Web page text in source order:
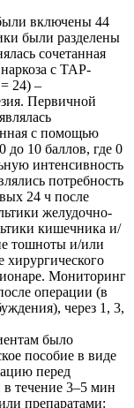
включены 44
были разделены
сочетанная
с TAP-
24) –
Первичной
с помощью
10 баллов, где 0
интенсивность
потребность
24 ч после
желудочно-
кишечника и/
тошноты и/или
хирургического
Мониторинг
операции (в
через 1, 3,
было
пособие в виде
перед
течение 3–5 мин
препаратами: